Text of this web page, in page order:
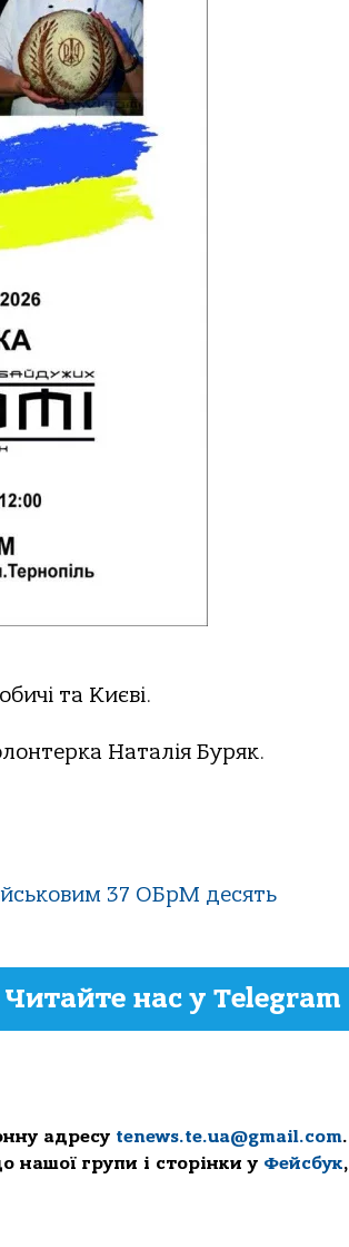
та Києві.
Наталія Буряк.
37 ОБрМ десять
Читайте нас у Telegram
адресу tenews.te.ua@gmail.com.
нашої групи і сторінки у Фейсбук,